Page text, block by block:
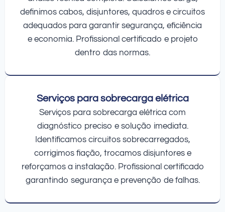
definimos cabos, disjuntores, quadros e circuitos
adequados para garantir segurança, eficiência
e economia. Profissional certificado e projeto
dentro das normas.
Serviços para sobrecarga elétrica
Serviços para sobrecarga elétrica com
diagnóstico preciso e solução imediata.
Identificamos circuitos sobrecarregados,
corrigimos fiação, trocamos disjuntores e
reforçamos a instalação. Profissional certificado
garantindo segurança e prevenção de falhas.